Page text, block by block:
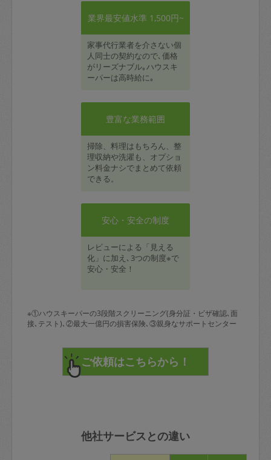
業界最安値水準 1,500円~
家事代行業者を介さない個
人同士の契約なので､価格
がリーズナブル｡ハウスキ
ーパーは高時給に｡
豊富な業務範囲
掃除、料理はもちろん、整
理収納や洗濯も、オプショ
ン料金ナシでまとめて依頼
できる。
安心・安全の制度
レビューによる「見える
化」に加え､3つの制度※で
安心・安全！
※①ハウスキーパーの3段階スクリーニング(身分証・ビザ確認､面
接､テスト)､②最大一億円の損害保険､③親身なサポートセンター
他社サービスとの違い